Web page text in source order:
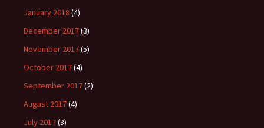
January 2018 (4)
December 2017(3)
November 2017(5)
October 2017(4)
September 2017(2)
August 2017(4)
July 2017(3)